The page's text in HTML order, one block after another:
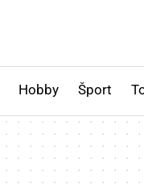
Hobby Šport